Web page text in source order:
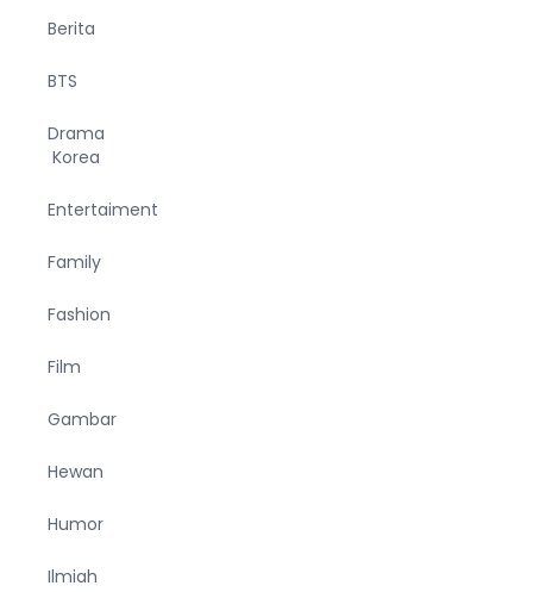
Berita
BTS
Drama
Korea
Entertaiment
Family
Fashion
Film
Gambar
Hewan
Humor
Ilmiah